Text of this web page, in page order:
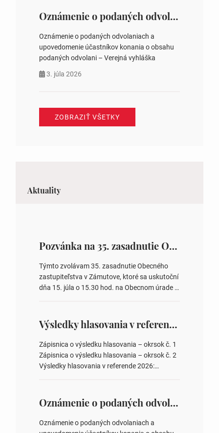
Oznámenie o podaných odvolaniach a upovedomenie účastníkov konania o obsahu podaných odvolani – Verejná vyhláška
Oznámenie o podaných odvolaniach a
upovedomenie účastníkov konania o obsahu
podaných odvolani – Verejná vyhláška
3. júla 2026
ZOBRAZIŤ VŠETKY
Aktuality
Pozvánka na 35. zasadnutie OZ v Zámutove
Týmto zvolávam 35. zasadnutie Obecného
zastupiteľstva v Zámutove, ktoré sa uskutoční
dňa 15. júla o 15.30 hod. na Obecnom úrade v
overovateľov zápisnice 3. Určenie volebných
obvodov pre voľby poslancov obecných
zastupiteľstiev, počtu poslancov obecných
zastupiteľstiev v nich 4. Schválenie odpredaja
obecného pozemku –…
Výsledky hlasovania v referende 2026
Zápisnica o výsledku hlasovania – okrsok č. 1
Zápisnica o výsledku hlasovania – okrsok č. 2
Výsledky hlasovania v referende 2026:
ysledky.html
Oznámenie o podaných odvolaniach a upovedomenie účastníkov konania o obsahu podaných odvolani – Verejná vyhláška
Oznámenie o podaných odvolaniach a